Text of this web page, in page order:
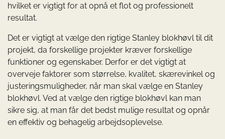
hvilket er vigtigt for at opnå et flot og professionelt
resultat.
Det er vigtigt at vælge den rigtige Stanley blokhøvl til dit
projekt, da forskellige projekter kræver forskellige
funktioner og egenskaber. Derfor er det vigtigt at
overveje faktorer som størrelse, kvalitet, skærevinkel og
justeringsmuligheder, når man skal vælge en Stanley
blokhøvl. Ved at vælge den rigtige blokhøvl kan man
sikre sig, at man får det bedst mulige resultat og opnår
en effektiv og behagelig arbejdsoplevelse.